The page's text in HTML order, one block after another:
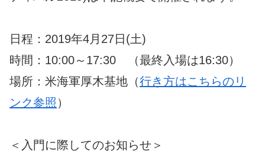
日程：2019年4月27日(土)
時間：10:00～17:30 （最終入場は16:30）
場所：米海軍厚木基地（行き方はこちらのリ
ンク参照 ）
＜入門に際してのお知らせ＞